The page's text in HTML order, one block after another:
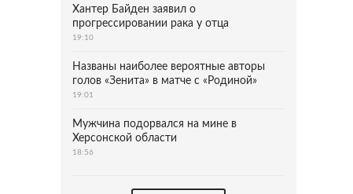
Хантер Байден заявил о
прогрессировании рака у отца
19:10
Названы наиболее вероятные авторы
голов «Зенита» в матче с «Родиной»
19:01
Мужчина подорвался на мине в
Херсонской области
18:56